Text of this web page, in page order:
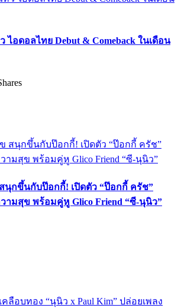
ไอดอลไทย Debut & Comeback ในเดือน
นุกขึ้นกับป๊อกกี้! เปิดตัว “ป๊อกกี้ ครัช”
ามสุข พร้อมคู่หู Glico Friend “ซี-นุนิว”